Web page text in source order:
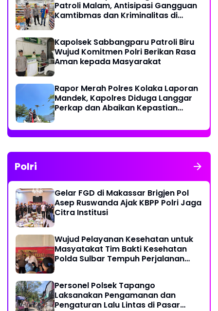
Patroli Malam, Antisipasi Gangguan
Kamtibmas dan Kriminalitas di
Kapolsek Sabbangparu Patroli Biru
Wujud Komitmen Polri Berikan Rasa
Aman kepada Masyarakat
Rapor Merah Polres Kolaka Laporan
Mandek, Kapolres Diduga Langgar
Perkap dan Abaikan Kepastian
Polri
Gelar FGD di Makassar Brigjen Pol
Asep Ruswanda Ajak KBPP Polri Jaga
Citra Institusi
Wujud Pelayanan Kesehatan untuk
Masyatakat Tim Bakti Kesehatan
Polda Sulbar Tempuh Perjalanan
Personel Polsek Tapango
Laksanakan Pengamanan dan
Pengaturan Lalu Lintas di Pasar